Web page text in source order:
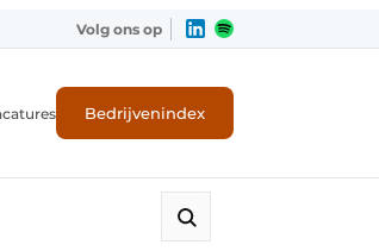
Volg ons op
Bedrijvenindex